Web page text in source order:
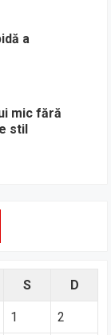
a
mic fără
stil
S D
1 2